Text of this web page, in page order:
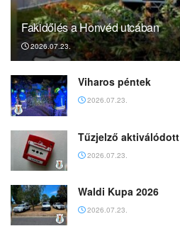
Fakidőlés a Honvéd utcában
2026.07.23.
Viharos péntek
2026.07.23.
Tűzjelző aktiválódott
2026.07.23.
Waldi Kupa 2026
2026.07.23.